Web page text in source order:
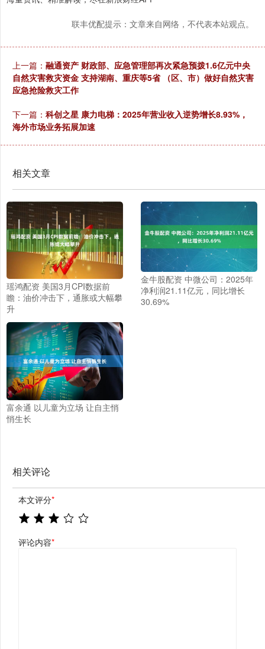
联丰优配提示：文章来自网络，不代表本站观点。
上一篇： 融通资产 财政部、应急管理部再次紧急预拨1.6亿元中央
自然灾害救灾资金 支持湖南、重庆等5省 （区、市）做好自然灾害
应急抢险救灾工作
下一篇： 科创之星 康力电梯：2025年营业收入逆势增长8.93%，
海外市场业务拓展加速
相关文章
瑶鸿配资 美国3月CPI数据前
瞻：油价冲击下，通胀或大幅攀
升
金牛股配资 中微公司：2025年
净利润21.11亿元，同比增长
30.69%
富余通 以儿童为立场 让自主悄
悄生长
相关评论
本文评分*
评论内容*